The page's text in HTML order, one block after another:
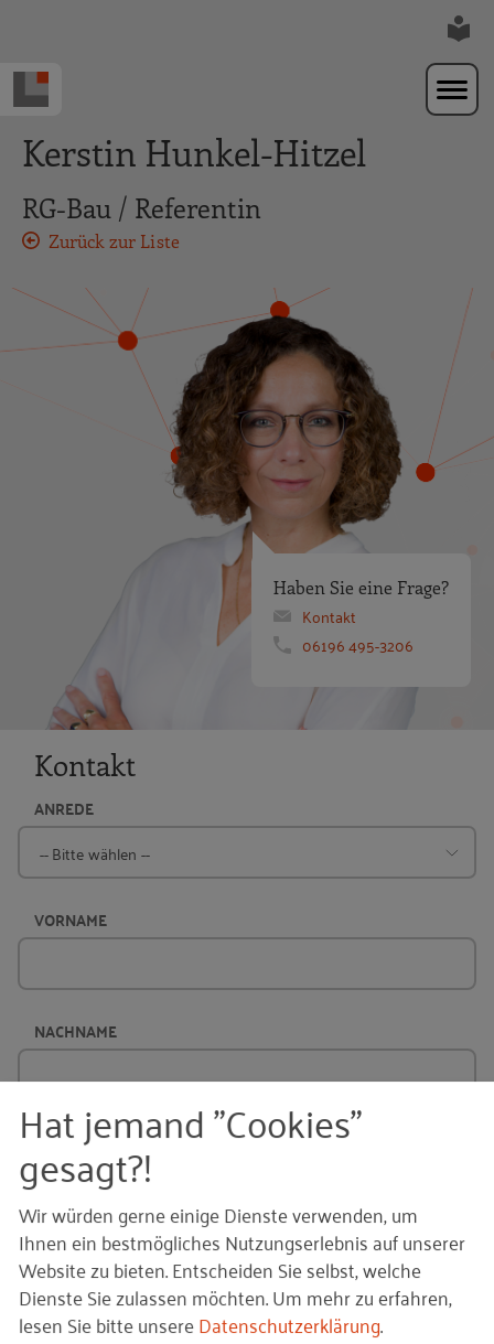
Kerstin Hunkel-Hitzel
RG-Bau / Referentin
Zurück zur Liste
Haben Sie eine Frage?
Kontakt
06196 495-3206
Kontakt
ANREDE
VORNAME
NACHNAME
FIRMA (OPTIONAL)
E-MAIL
Hat jemand "Cookies"
gesagt?!
Wir würden gerne einige Dienste verwenden, um
Ihnen ein bestmögliches Nutzungserlebnis auf unserer
Website zu bieten. Entscheiden Sie selbst, welche
Dienste Sie zulassen möchten.Um mehr zu erfahren,
lesen Sie bitte unsereDatenschutzerklärung.